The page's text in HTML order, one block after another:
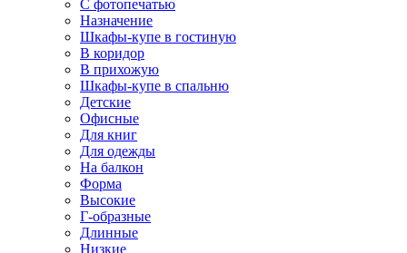
С фотопечатью
Назначение
Шкафы-купе в гостиную
В коридор
В прихожую
Шкафы-купе в спальню
Детские
Офисные
Для книг
Для одежды
На балкон
Форма
Высокие
Г-образные
Длинные
Низкие